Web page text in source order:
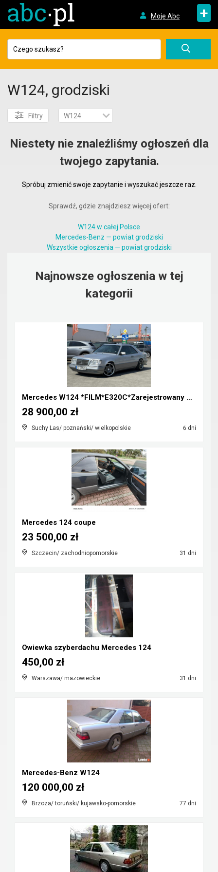
Moje Abc +
W124, grodziski
Filtry W124
Niestety nie znaleźliśmy ogłoszeń dla
twojego zapytania.
Spróbuj zmienić swoje zapytanie i wyszukać jeszcze raz.
Sprawdź, gdzie znajdziesz więcej ofert:
W124 w całej Polsce
Mercedes-Benz — powiat grodziski
Wszystkie ogłoszenia — powiat grodziski
Najnowsze ogłoszenia w tej
kategorii
Mercedes W124 *FILM*E320C*Zarejestrowany w Polsce*...
Suchy Las/ poznański/ wielkopolskie 6 dni
28 900,00 zł
Mercedes 124 coupe
Szczecin/ zachodniopomorskie 31 dni
23 500,00 zł
Owiewka szyberdachu Mercedes 124
Warszawa/ mazowieckie 31 dni
450,00 zł
Mercedes-Benz W124
Brzoza/ toruński/ kujawsko-pomorskie 77 dni
120 000,00 zł